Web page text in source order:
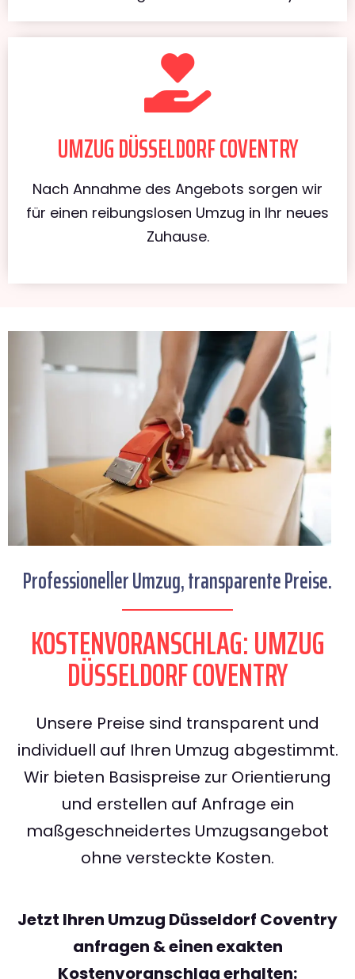
UMZUG DÜSSELDORF COVENTRY
Nach Annahme des Angebots sorgen wir
für einen reibungslosen Umzug in Ihr neues
Zuhause.
Professioneller Umzug, transparente Preise.
KOSTENVORANSCHLAG: UMZUG
DÜSSELDORF COVENTRY
Unsere Preise sind transparent und
individuell auf Ihren Umzug abgestimmt.
Wir bieten Basispreise zur Orientierung
und erstellen auf Anfrage ein
maßgeschneidertes Umzugsangebot
ohne versteckte Kosten.
Jetzt Ihren Umzug Düsseldorf Coventry
anfragen & einen exakten
Kostenvoranschlag erhalten: